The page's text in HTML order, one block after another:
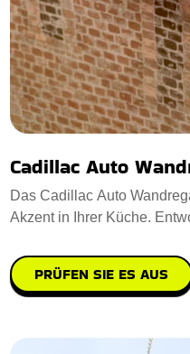
Cadillac Auto
Das Cadillac Auto
Akzent in Ihrer Küche.
PRÜFEN SIE ES AUS